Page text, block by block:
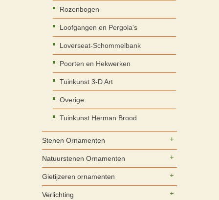
Rozenbogen
Loofgangen en Pergola's
Loverseat-Schommelbank
Poorten en Hekwerken
Tuinkunst 3-D Art
Overige
Tuinkunst Herman Brood
Stenen Ornamenten
Natuurstenen Ornamenten
Gietijzeren ornamenten
Verlichting